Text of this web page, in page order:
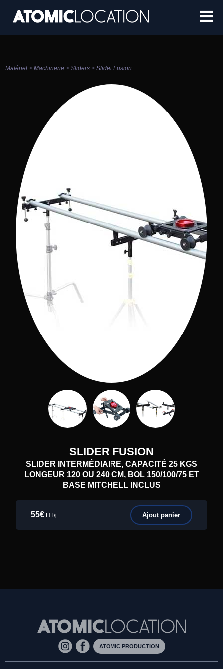
Matériel > Machinerie > Sliders > Slider Fusion
SLIDER FUSION
SLIDER INTERMÉDIAIRE, CAPACITÉ 25 KGS
LONGEUR 120 OU 240 CM, BOL 150/100/75 ET
BASE MITCHELL INCLUS
55€ HT/j Ajout panier
ATOMIC PRODUCTION